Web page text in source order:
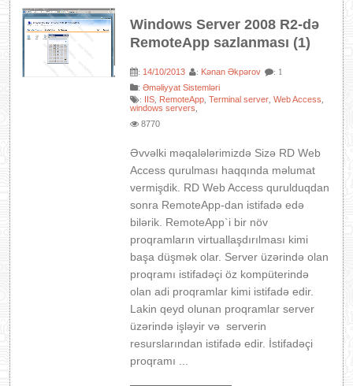
PROQRAMLAR
IT LÜĞƏT
XƏBƏRLƏR
Windows Server 2008 R2-də
RemoteApp sazlanması (1)
: 14/10/2013 : Kənan Əkpərov : 1
:Əməliyyat Sistemləri
: IIS RemoteApp ,Terminal server ,Web Access
windows servers
8770
Əvvəlki məqalələrimizdə Sizə RD Web
Access qurulması haqqında məlumat
vermişdik. RD Web Access qurulduqdan
sonra RemoteApp-dan istifadə edə
bilərik. RemoteApp`i bir növ
proqramların virtuallaşdırılması kimi
başa düşmək olar. Server üzərində olan
proqramı istifadəçi öz kompüterində
olan adi proqramlar kimi istifadə edir.
Lakin qeyd olunan proqramlar server
üzərində işləyir və serverin
resurslarından istifadə edir. İstifadəçi
proqramı ...